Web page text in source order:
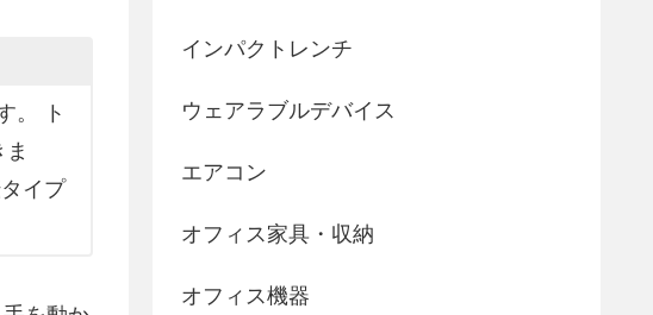
。 ト
イプ
インパクトレンチ
ウェアラブルデバイス
エアコン
オフィス家具・収納
オフィス機器